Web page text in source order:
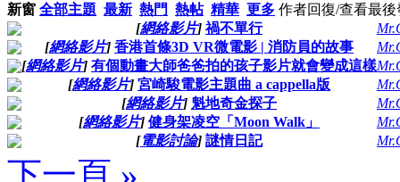
新窗 全部主題 最新 熱門 熱帖 精華 更多 作者回復/查看最後
[網絡影片] 禍不單行
[網絡影片] 香港首條3D VR微電影 | 消防員的故事
[網絡影片] 有個動畫大師爸爸拍的孩子影片就會變成這樣
[網絡影片] 宮崎駿電影主題曲 a cappella版
[網絡影片] 魁地奇金探子
[網絡影片] 健身架凌空「Moon Walk」
[電影討論] 謎情日記
下一頁 »